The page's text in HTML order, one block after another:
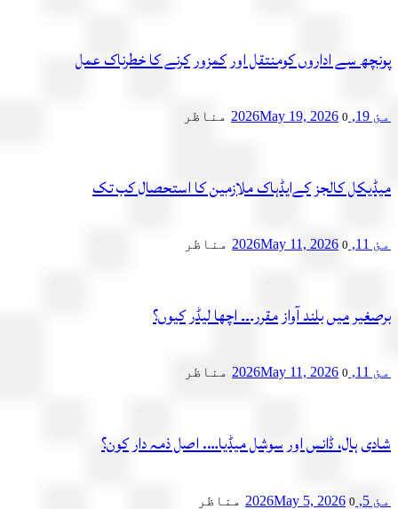
پونچھ سے اداروں کومنتقل اور کمزور کرنے کا خطرناک عمل
مئ 19, 2026 May 19, 2026 0 مناظر
میڈیکل کالجز کےایڈہاک ملازمین کا استحصال کب تک
مئ 11, 2026 May 11, 2026 0 مناظر
برصغیر میں بلند آواز مقرر۔۔۔ اچھا لیڈر کیوں؟
مئ 11, 2026 May 11, 2026 0 مناظر
شادی ہال، ڈانس اور سوشل میڈیا…. اصل ذمہ دار کون؟
مئ 5, 2026 May 5, 2026 0 مناظر